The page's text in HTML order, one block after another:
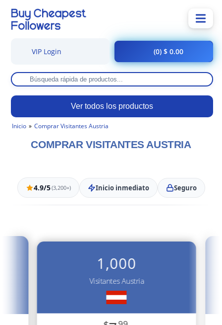
Ver todos los productos
VIP Login (0) $ 0.00
Inicio Comprar Visitantes Austria
COMPRAR VISITANTES AUSTRIA
4.9/5(3,200+) Inicio inmediato Seguro
1,000
Visitantes Austria